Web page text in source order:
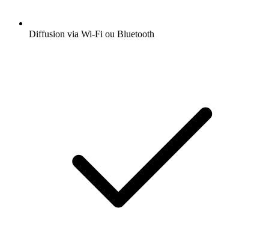
Diffusion via Wi-Fi ou Bluetooth